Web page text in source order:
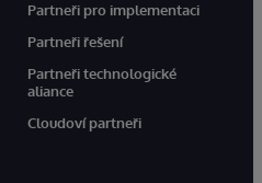
Partneři pro implementaci
Partneři řešení
Partneři technologické
aliance
Cloudoví partneři